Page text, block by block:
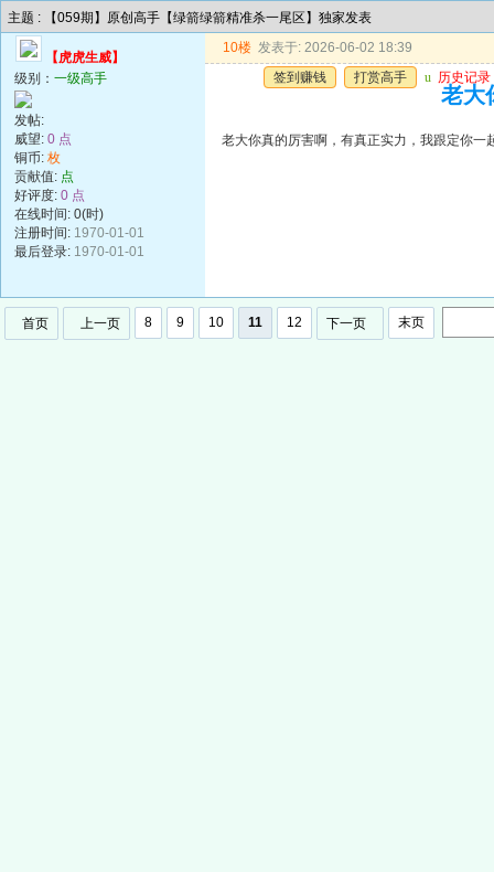
主题 : 【059期】原创高手【绿箭绿箭精准杀一尾区】独家发表
【虎虎生威】
级别： 一级高手
发帖:
威望: 0 点
铜币: 枚
贡献值: 点
好评度: 0 点
在线时间: 0(时)
注册时间: 1970-01-01
最后登录: 1970-01-01
10楼 发表于: 2026-06-02 18:39
签到赚钱
打赏高手 u 历史记录
老大
老大你真的厉害啊，有真正实力，我跟定你一
首页 上一页 8 9 10 11 12 下一页 末页